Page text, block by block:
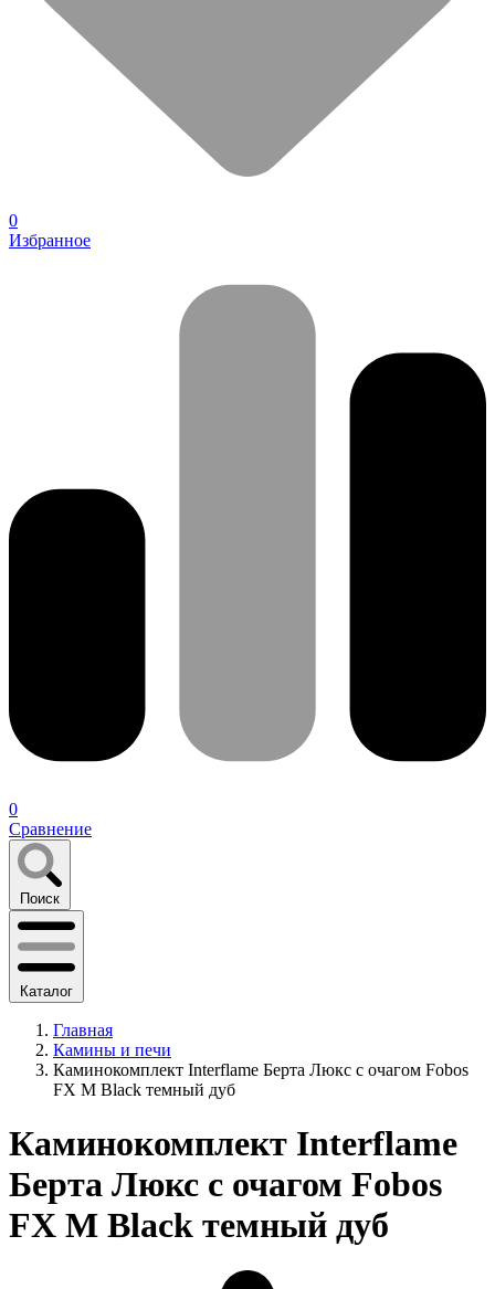
0
Избранное
0
Сравнение
Поиск
Каталог
Главная
Камины и печи
Каминокомплект Interflame Берта Люкс с очагом Fobos
FX M Black темный дуб
Каминокомплект Interflame
Берта Люкс с очагом Fobos
FX M Black темный дуб